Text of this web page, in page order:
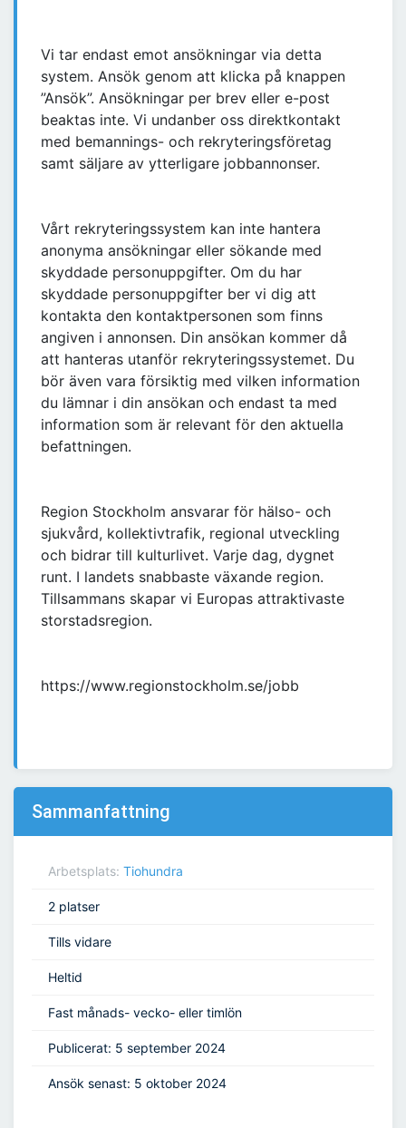
Vi tar endast emot ansökningar via detta
system. Ansök genom att klicka på knappen
”Ansök”. Ansökningar per brev eller e-post
beaktas inte. Vi undanber oss direktkontakt
med bemannings- och rekryteringsföretag
samt säljare av ytterligare jobbannonser.
Vårt rekryteringssystem kan inte hantera
anonyma ansökningar eller sökande med
skyddade personuppgifter. Om du har
skyddade personuppgifter ber vi dig att
kontakta den kontaktpersonen som finns
angiven i annonsen. Din ansökan kommer då
att hanteras utanför rekryteringssystemet. Du
bör även vara försiktig med vilken information
du lämnar i din ansökan och endast ta med
information som är relevant för den aktuella
befattningen.
Region Stockholm ansvarar för hälso- och
sjukvård, kollektivtrafik, regional utveckling
och bidrar till kulturlivet. Varje dag, dygnet
runt. I landets snabbaste växande region.
Tillsammans skapar vi Europas attraktivaste
storstadsregion.
https://www.regionstockholm.se/jobb
Sammanfattning
Arbetsplats: Tiohundra
2 platser
Tills vidare
Heltid
Fast månads- vecko- eller timlön
Publicerat: 5 september 2024
Ansök senast: 5 oktober 2024